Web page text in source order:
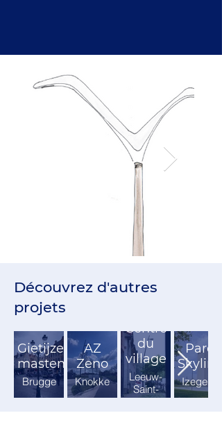
Découvrez d'autres
projets
Gietijzeren
masten
Brugge
AZ
Zeno
Knokke
Centre
du
village
Leeuw-
Saint-
Pierre
Parc
Skyline
Izegem